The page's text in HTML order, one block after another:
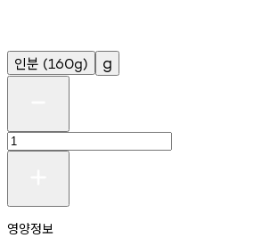
인분 (160g) g
영양정보